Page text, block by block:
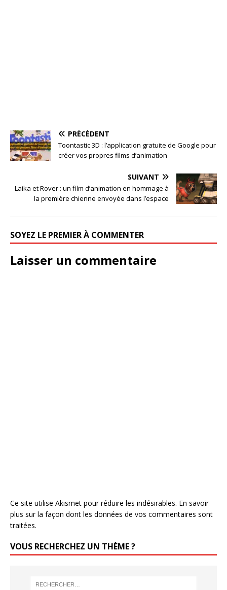
PRÉCÉDENT
Toontastic 3D : l’application gratuite de Google pour
créer vos propres films d’animation
SUIVANT
Laika et Rover : un film d’animation en hommage à
la première chienne envoyée dans l’espace
SOYEZ LE PREMIER À COMMENTER
Laisser un commentaire
Ce site utilise Akismet pour réduire les indésirables. En savoir
plus sur la façon dont les données de vos commentaires sont
traitées.
VOUS RECHERCHEZ UN THÈME ?